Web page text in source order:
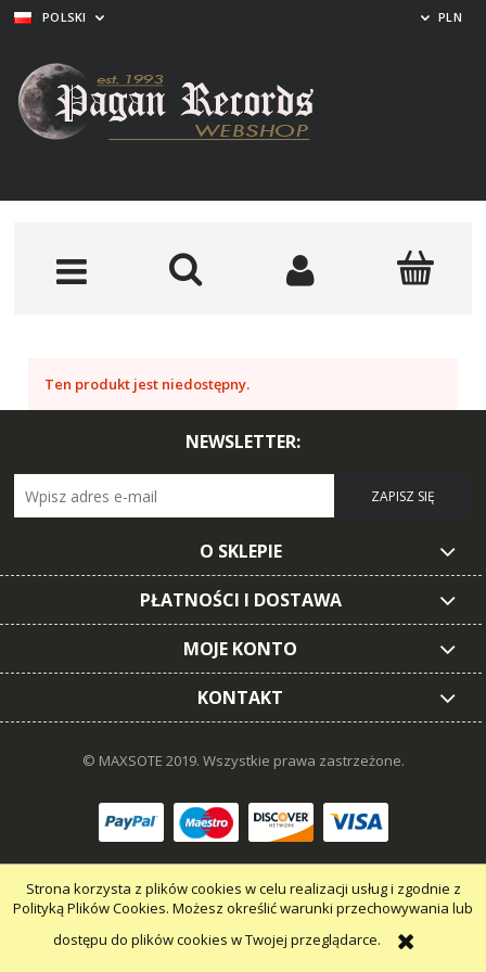
Strona korzysta z plików cookies w celu realizacji usług i zgodnie z
Polityką Plików Cookies. Możesz określić warunki przechowywania lub
dostępu do plików cookies w Twojej przeglądarce.
POLSKI PLN
Ten produkt jest niedostępny.
NEWSLETTER:
ZAPISZ SIĘ
O SKLEPIE
PŁATNOŚCI I DOSTAWA
MOJE KONTO
KONTAKT
© MAXSOTE 2019. Wszystkie prawa zastrzeżone.
pokaż pełną wersję strony